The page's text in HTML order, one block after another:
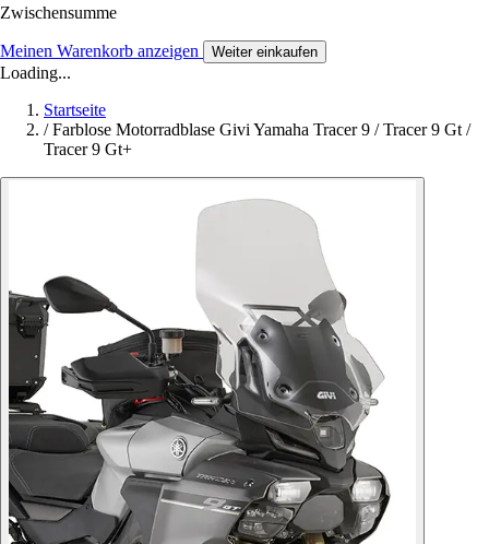
Zwischensumme
Meinen Warenkorb anzeigen Weiter einkaufen
Loading...
Startseite
/ Farblose Motorradblase Givi Yamaha Tracer 9 / Tracer 9 Gt /
Tracer 9 Gt+